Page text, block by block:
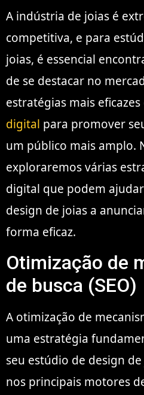
A indústria de joias é
competitiva, e para
joias, é essencial
de se destacar no
estratégias mais
digital para promover
um público mais amplo.
exploraremos várias
digital que podem
design de joias a
forma eficaz.
Otimização de
de busca (SEO)
A otimização de
uma estratégia
seu estúdio de design
nos principais motores